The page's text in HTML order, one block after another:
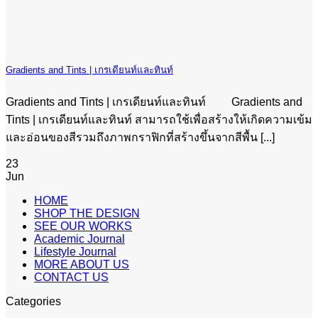
Gradients and Tints | เกรเดียนท์และทินท์
Gradients and Tints | เกรเดียนท์และทินท์ Gradients and
Tints | เกรเดียนท์และทินท์ สามารถใช้เพื่อสร้างให้เกิดความเข้ม
และอ่อนของสีรวมถึงภาพกราฟิกที่สร้างขึ้นจากสีพื้น [...]
23
Jun
HOME
SHOP THE DESIGN
SEE OUR WORKS
Academic Journal
Lifestyle Journal
MORE ABOUT US
CONTACT US
Categories